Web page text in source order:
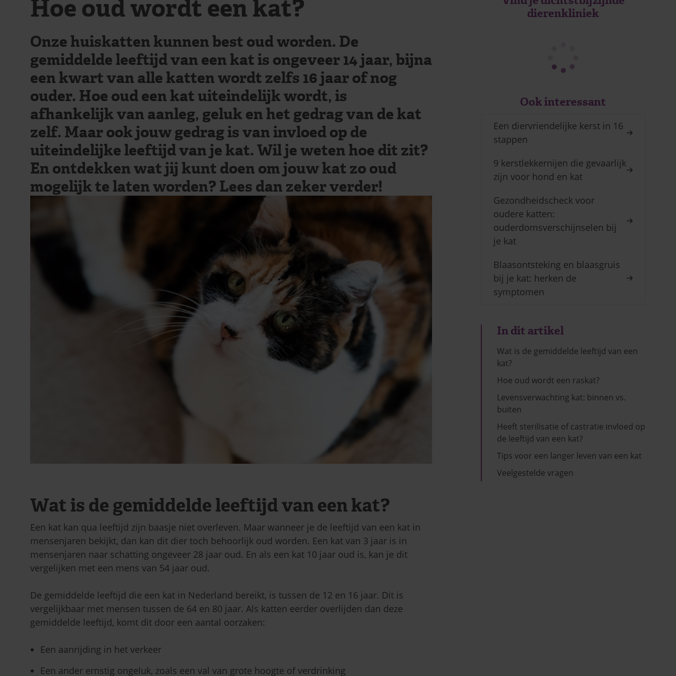
Hoe oud wordt een kat?
Onze huiskatten kunnen best oud worden. De
gemiddelde leeftijd van een kat is ongeveer 14 jaar, bijna
een kwart van alle katten wordt zelfs 16 jaar of nog
ouder. Hoe oud een kat uiteindelijk wordt, is
afhankelijk van aanleg, geluk en het gedrag van de kat
zelf. Maar ook jouw gedrag is van invloed op de
uiteindelijke leeftijd van je kat. Wil je weten hoe dit zit?
En ontdekken wat jij kunt doen om jouw kat zo oud
mogelijk te laten worden? Lees dan zeker verder!
Wat is de gemiddelde leeftijd van een kat?
Een kat kan qua leeftijd zijn baasje niet overleven. Maar wanneer je de leeftijd van een kat in
mensenjaren bekijkt, dan kan dit dier toch behoorlijk oud worden. Een kat van 3 jaar is in
mensenjaren naar schatting ongeveer 28 jaar oud. En als een kat 10 jaar oud is, kan je dit
vergelijken met een mens van 54 jaar oud.
De gemiddelde leeftijd die een kat in Nederland bereikt, is tussen de 12 en 16 jaar. Dit is
vergelijkbaar met mensen tussen de 64 en 80 jaar. Als katten eerder overlijden dan deze
gemiddelde leeftijd, komt dit door een aantal oorzaken:
Een aanrijding in het verkeer
Een ander ernstig ongeluk, zoals een val van grote hoogte of verdrinking
dierenkliniek
Ook interessant
Een diervriendelijke kerst in 16
stappen
9 kerstlekkernijen die gevaarlijk
zijn voor hond en kat
Gezondheidscheck voor
oudere katten:
ouderdomsverschijnselen bij
je kat
Blaasontsteking en blaasgruis
bij je kat: herken de
symptomen
In dit artikel
Wat is de gemiddelde leeftijd van een
kat?
Hoe oud wordt een raskat?
Levensverwachting kat: binnen vs.
buiten
Heeft sterilisatie of castratie invloed op
de leeftijd van een kat?
Tips voor een langer leven van een kat
Veelgestelde vragen